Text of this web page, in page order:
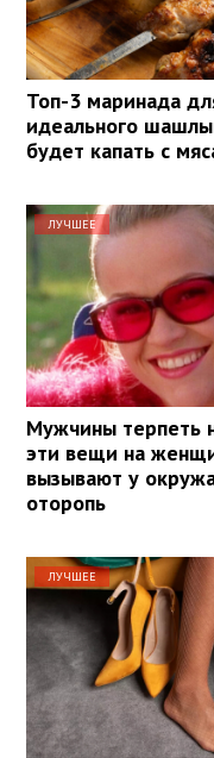
Топ-3 маринада
идеального
будет капать с
ЛУЧШЕЕ
Мужчины терпеть
эти вещи на
вызывают у
оторопь
ЛУЧШЕЕ